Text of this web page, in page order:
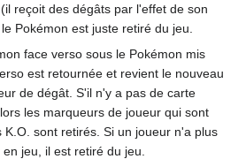
reçoit des dégâts par l'effet de son
Pokémon est juste retiré du jeu.
face verso sous le Pokémon mis
est retournée et revient le nouveau
de dégât. S'il n'y a pas de carte
les marqueurs de joueur qui sont
K.O. sont retirés. Si un joueur n'a plus
jeu, il est retiré du jeu.